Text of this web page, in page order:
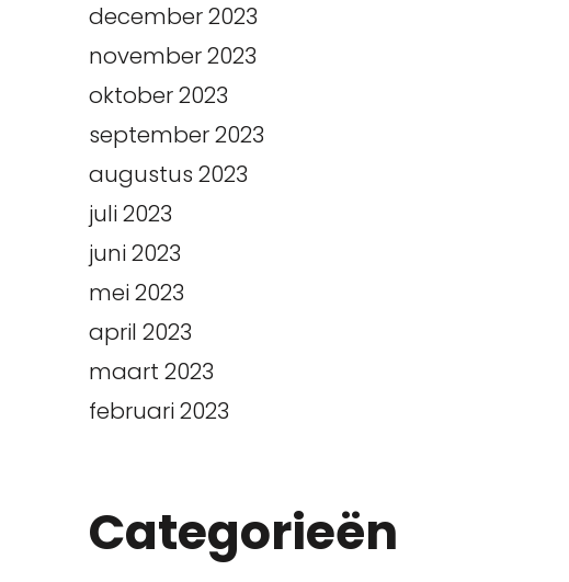
december 2023
november 2023
oktober 2023
september 2023
augustus 2023
juli 2023
juni 2023
mei 2023
april 2023
maart 2023
februari 2023
Categorieën